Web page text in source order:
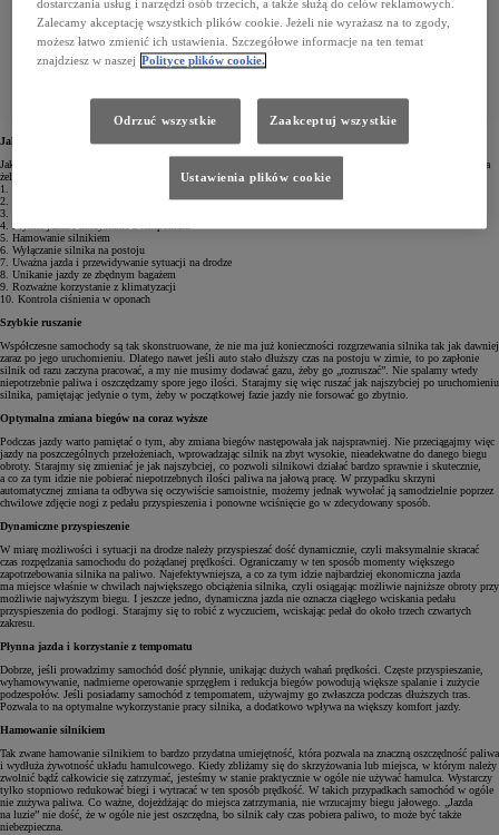
Jak oszczędniej jeździć samochodem?
Jak zatem nauczyć się EcoDrivingu i co trzeba robić, żeby ograniczyć zużycie paliwa? Poniżej podajemy kilka
żelaznych zasad, dzięki którym jazda samochodem na pewno stanie się dużo oszczędniejsza.
1. Szybkie ruszanie
2. Optymalna zmiana biegów na coraz wyższe
3. Dynamiczne przyspieszanie
4. Płynna jazda i korzystanie z tempomatu
5. Hamowanie silnikiem
6. Wyłączanie silnika na postoju
7. Uważna jazda i przewidywanie sytuacji na drodze
8. Unikanie jazdy ze zbędnym bagażem
9. Rozważne korzystanie z klimatyzacji
10. Kontrola ciśnienia w oponach
Szybkie ruszanie
Współczesne samochody są tak skonstruowane, że nie ma już konieczności rozgrzewania silnika tak jak dawniej
zaraz po jego uruchomieniu. Dlatego nawet jeśli auto stało dłuższy czas na postoju w zimie, to po zapłonie
silnik od razu zaczyna pracować, a my nie musimy dodawać gazu, żeby go „rozruszać”. Nie spalamy wtedy
niepotrzebnie paliwa i oszczędzamy spore jego ilości. Starajmy się więc ruszać jak najszybciej po uruchomieniu
silnika, pamiętając jedynie o tym, żeby w początkowej fazie jazdy nie forsować go zbytnio.
Optymalna zmiana biegów na coraz wyższe
Podczas jazdy warto pamiętać o tym, aby zmiana biegów następowała jak najsprawniej. Nie przeciągajmy więc
jazdy na poszczególnych przełożeniach, wprowadzając silnik na zbyt wysokie, nieadekwatne do danego biegu
obroty. Starajmy się zmieniać je jak najszybciej, co pozwoli silnikowi działać bardzo sprawnie i skutecznie,
a co za tym idzie nie pobierać niepotrzebnych ilości paliwa na jałową pracę. W przypadku skrzyni
automatycznej zmiana ta odbywa się oczywiście samoistnie, możemy jednak wywołać ją samodzielnie poprzez
chwilowe zdjęcie nogi z pedału przyspieszenia i ponowne wciśnięcie go w zdecydowany sposób.
Dynamiczne przyspieszenie
W miarę możliwości i sytuacji na drodze należy przyspieszać dość dynamicznie, czyli maksymalnie skracać
czas rozpędzania samochodu do pożądanej prędkości. Ograniczamy w ten sposób momenty większego
zapotrzebowania silnika na paliwo. Najefektywniejsza, a co za tym idzie najbardziej ekonomiczna jazda
ma miejsce właśnie w chwilach największego obciążenia silnika, czyli osiągając możliwie najniższe obroty przy
możliwie najwyższym biegu. I jeszcze jedno, dynamiczna jazda nie oznacza ciągłego wciskania pedału
przyspieszenia do podłogi. Starajmy się to robić z wyczuciem, wciskając pedał do około trzech czwartych
zakresu.
Płynna jazda i korzystanie z tempomatu
Dobrze, jeśli prowadzimy samochód dość płynnie, unikając dużych wahań prędkości. Częste przyspieszanie,
wyhamowywanie, nadmierne operowanie sprzęgłem i redukcja biegów powodują większe spalanie i zużycie
podzespołów. Jeśli posiadamy samochód z tempomatem, używajmy go zwłaszcza podczas dłuższych tras.
Pozwala to na optymalne wykorzystanie pracy silnika, a dodatkowo wpływa na większy komfort jazdy.
Hamowanie silnikiem
Tak zwane hamowanie silnikiem to bardzo przydatna umiejętność, która pozwala na znaczną oszczędność paliwa
i wydłuża żywotność układu hamulcowego. Kiedy zbliżamy się do skrzyżowania lub miejsca, w którym należy
zwolnić bądź całkowicie się zatrzymać, jesteśmy w stanie praktycznie w ogóle nie używać hamulca. Wystarczy
tylko stopniowo redukować biegi i wytracać w ten sposób prędkość. W takich przypadkach samochód w ogóle
nie zużywa paliwa. Co ważne, dojeżdżając do miejsca zatrzymania, nie wrzucajmy biegu jałowego. „Jazda
na luzie” nie dość, że w ogóle nie jest oszczędna, bo silnik cały czas pobiera paliwo, to może być także
niebezpieczna.
dostarczania usług i narzędzi osób trzecich, a także służą do celów reklamowych.
Zalecamy akceptację wszystkich plików cookie. Jeżeli nie wyrażasz na to zgody,
możesz łatwo zmienić ich ustawienia. Szczegółowe informacje na ten temat
znajdziesz w naszej Polityce plików cookie.
Odrzuć wszystkie Zaakceptuj wszystkie
Ustawienia plików cookie